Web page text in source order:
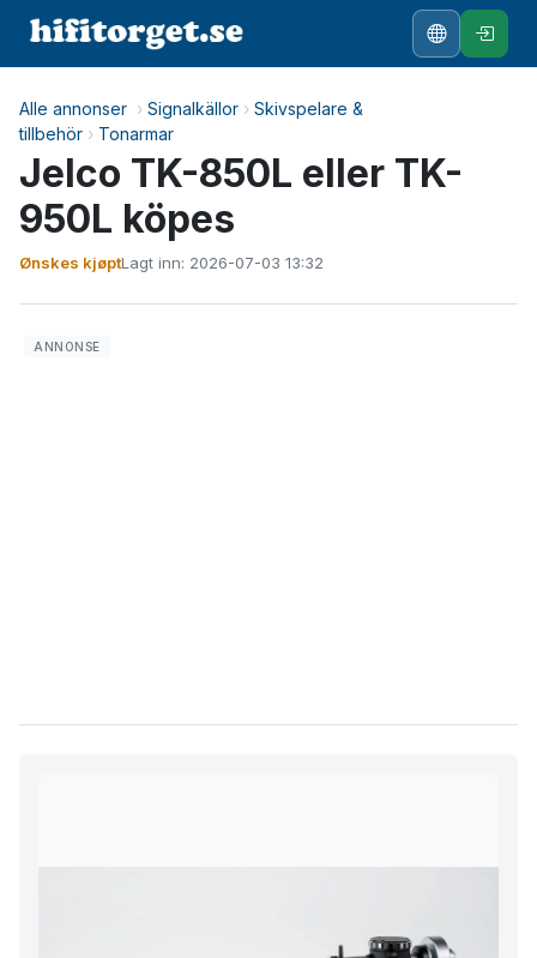
Alle annonser › Signalkällor › Skivspelare &
tillbehör › Tonarmar
Jelco TK-850L eller TK-
950L köpes
Ønskes kjøptLagt inn: 2026-07-03 13:32